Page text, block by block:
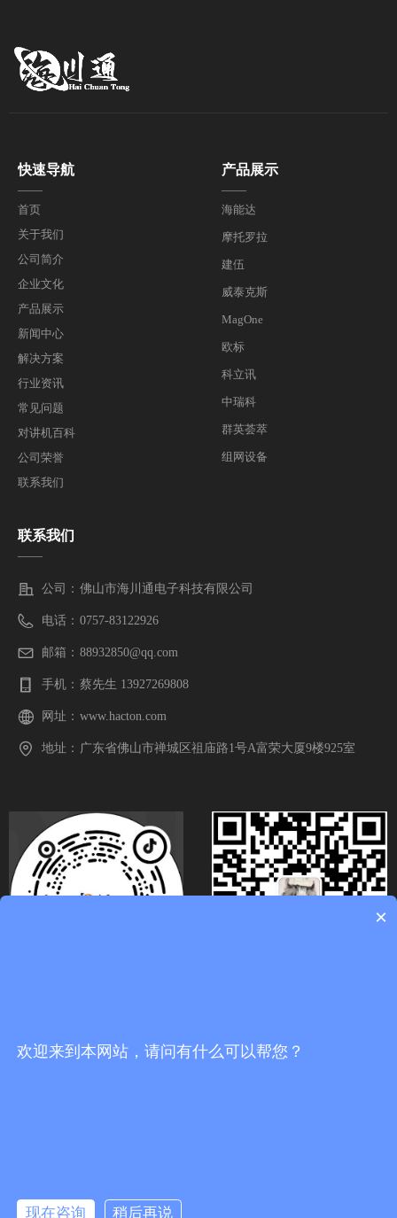
快速导航
——
首页
关于我们
公司简介
企业文化
产品展示
新闻中心
解决方案
行业资讯
常见问题
对讲机百科
公司荣誉
联系我们
海能达
摩托罗拉
建伍
威泰克斯
MagOne
欧标
科立讯
中瑞科
群英荟萃
组网设备
产品展示
——
联系我们
——
公司： 佛山市海川通电子科技有限公司
电话： 0757-83122926
邮箱： 88932850@qq.com
手机： 蔡先生 13927269808
网址： www.hacton.com
地址： 广东省佛山市禅城区祖庙路1号A富荣大厦9楼925室
×
欢迎来到本网站，请问有什么可以帮您？
现在咨询 稍后再说